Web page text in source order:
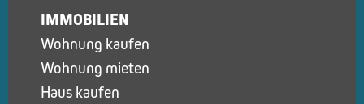
IMMOBILIEN
Wohnung kaufen
Wohnung mieten
Haus kaufen